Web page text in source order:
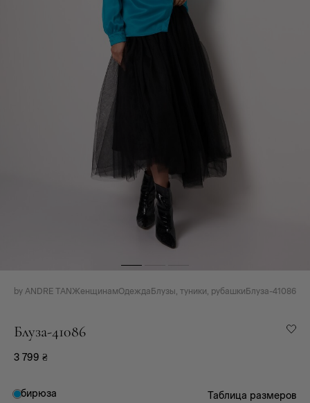
by ANDRE TANЖенщинамОдеждаБлузы, туники, рубашкиБлуза-41086
Блуза-41086
3 799 ₴
бирюза
Таблица размеров